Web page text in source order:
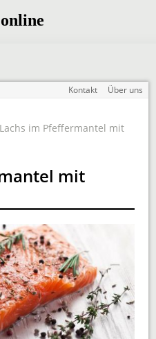
Kontakt Über uns
im Pfeffermantel mit
mit